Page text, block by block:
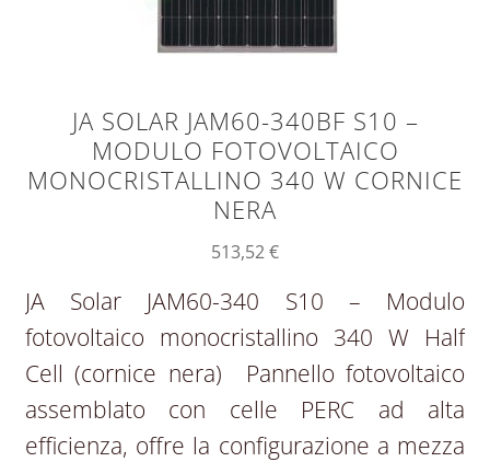
JA SOLAR JAM60-340BF S10 –
MODULO FOTOVOLTAICO
MONOCRISTALLINO 340 W CORNICE
NERA
513,52€
JA Solar JAM60-340 S10 – Modulo
fotovoltaico monocristallino 340 W Half
Cell (cornice nera) Pannello fotovoltaico
assemblato con celle PERC ad alta
efficienza, offre la configurazione a mezza